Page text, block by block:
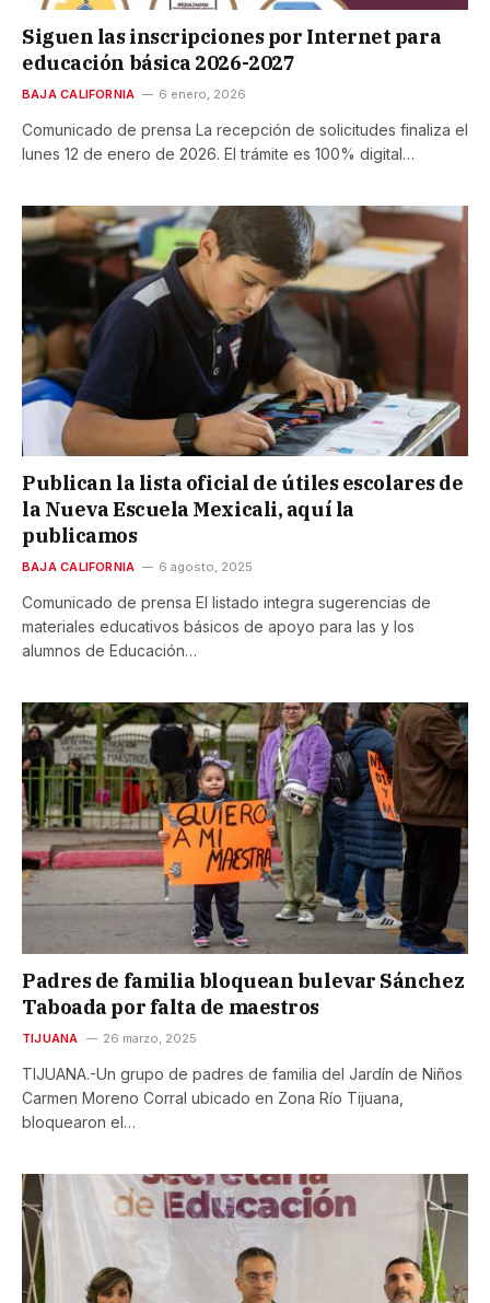
Siguen las inscripciones por Internet para
educación básica 2026-2027
BAJA CALIFORNIA 6 enero, 2026
Comunicado de prensa La recepción de solicitudes finaliza el
lunes 12 de enero de 2026. El trámite es 100% digital…
Publican la lista oficial de útiles escolares de
la Nueva Escuela Mexicali, aquí la
publicamos
BAJA CALIFORNIA 6 agosto, 2025
Comunicado de prensa El listado integra sugerencias de
materiales educativos básicos de apoyo para las y los
alumnos de Educación…
Padres de familia bloquean bulevar Sánchez
Taboada por falta de maestros
TIJUANA 26 marzo, 2025
TIJUANA.-Un grupo de padres de familia del Jardín de Niños
Carmen Moreno Corral ubicado en Zona Río Tijuana,
bloquearon el…